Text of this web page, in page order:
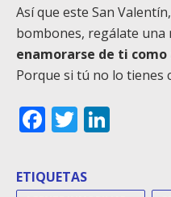
Así que este San
bombones, regálate una
enamorarse de ti
Porque si tú no lo tienes
Facebook
Twitter
ETIQUETAS